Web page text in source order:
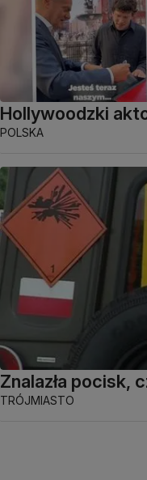
Hollywoodzki
POLSKA
Znalazła pocisk,
TRÓJMIASTO